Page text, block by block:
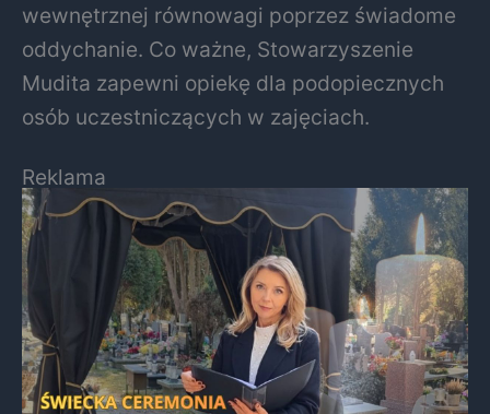
wewnętrznej równowagi poprzez świadome
oddychanie. Co ważne, Stowarzyszenie
Mudita zapewni opiekę dla podopiecznych
osób uczestniczących w zajęciach.
Reklama